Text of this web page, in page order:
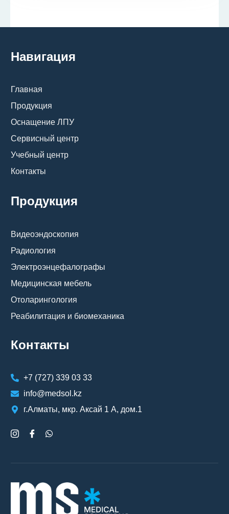
Навигация
Главная
Продукция
Оснащение ЛПУ
Сервисный центр
Учебный центр
Контакты
Продукция
Видеоэндоскопия
Радиология
Электроэнцефалографы
Медицинская мебель
Отоларингология
Реабилитация и биомеханика
Контакты
+7 (727) 339 03 33
info@medsol.kz
г.Алматы, мкр. Аксай 1 А, дом.1